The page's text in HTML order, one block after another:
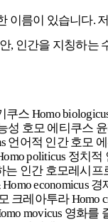
이름이 있습니다.
, 인간을 지칭하는